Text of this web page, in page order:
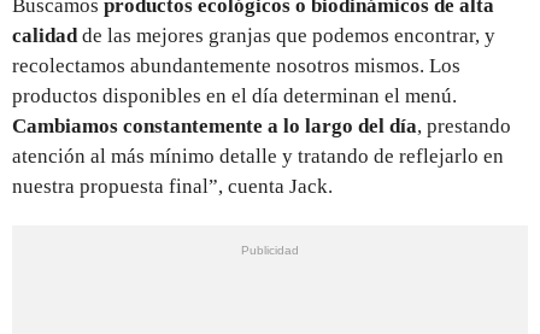
Buscamos productos ecológicos o biodinámicos de alta
calidad de las mejores granjas que podemos encontrar, y
recolectamos abundantemente nosotros mismos. Los
productos disponibles en el día determinan el menú.
Cambiamos constantemente a lo largo del día, prestando
atención al más mínimo detalle y tratando de reflejarlo en
nuestra propuesta final”, cuenta Jack.